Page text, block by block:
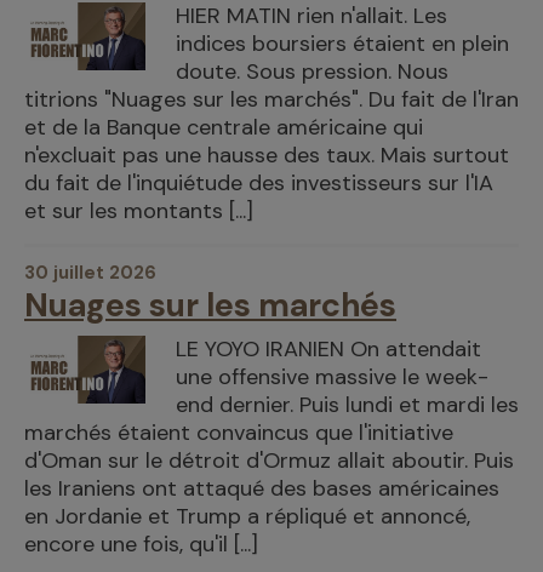
HIER MATIN rien n'allait. Les
indices boursiers étaient en plein
doute. Sous pression. Nous
titrions "Nuages sur les marchés". Du fait de l'Iran
et de la Banque centrale américaine qui
n'excluait pas une hausse des taux. Mais surtout
du fait de l'inquiétude des investisseurs sur l'IA
et sur les montants [...]
30 juillet 2026
Nuages sur les marchés
LE YOYO IRANIEN On attendait
une offensive massive le week-
end dernier. Puis lundi et mardi les
marchés étaient convaincus que l'initiative
d'Oman sur le détroit d'Ormuz allait aboutir. Puis
les Iraniens ont attaqué des bases américaines
en Jordanie et Trump a répliqué et annoncé,
encore une fois, qu'il [...]